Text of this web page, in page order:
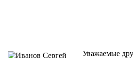
Уважаемые